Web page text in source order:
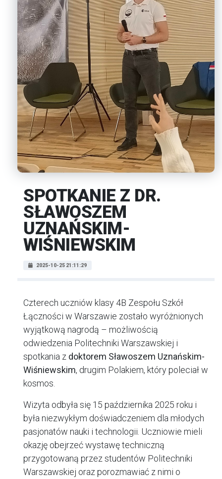
SPOTKANIE Z DR.
SŁAWOSZEM
UZNAŃSKIM-
WIŚNIEWSKIM
2025-10-25 21:11:29
Czterech uczniów klasy 4B Zespołu Szkół
Łączności w Warszawie zostało wyróżnionych
wyjątkową nagrodą – możliwością
odwiedzenia Politechniki Warszawskiej i
spotkania z doktorem Sławoszem Uznańskim-
Wiśniewskim, drugim Polakiem, który poleciał w
kosmos.
Wizyta odbyła się 15 października 2025 roku i
była niezwykłym doświadczeniem dla młodych
pasjonatów nauki i technologii. Uczniowie mieli
okazję obejrzeć wystawę techniczną
przygotowaną przez studentów Politechniki
Warszawskiej oraz porozmawiać z nimi o